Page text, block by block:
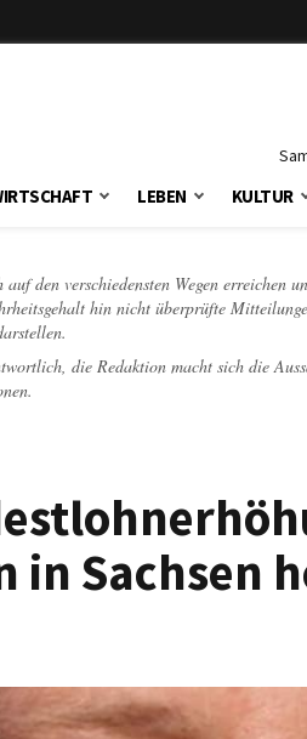
LEBEN KULTUR
den verschiedensten Wegen erreichen
hin nicht überprüfte
die Redaktion macht sich die
Sachsen